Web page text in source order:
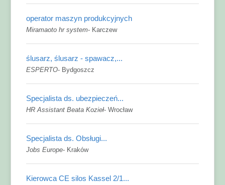
operator maszyn produkcyjnych
Miramaoto hr system- Karczew
ślusarz, ślusarz - spawacz,...
ESPERTO- Bydgoszcz
Specjalista ds. ubezpieczeń...
HR Assistant Beata Kozieł-Wrocław
Specjalista ds. Obsługi...
Jobs Europe- Kraków
Kierowca CE silos Kassel 2/1...